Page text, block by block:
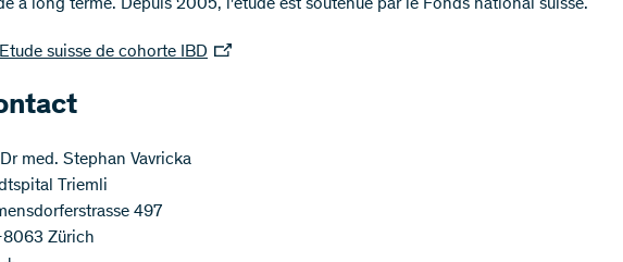
à long terme. Depuis 2005, l'étude est soutenue par le Fonds national suisse.
Etude suisse de cohorte IBD
med. Stephan Vavricka
Triemli
497
8063 Zürich